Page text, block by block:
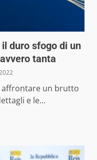
duro sfogo di un
tanta
affrontare un brutto
e le...